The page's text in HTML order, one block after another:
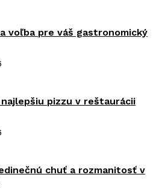
voľba pre váš gastronomický
pizzu v reštaurácii
chuť a rozmanitosť v